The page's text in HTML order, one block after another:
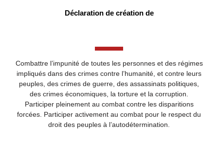
Déclaration de création de
Combattre l’impunité de toutes les personnes et des régimes
impliqués dans des crimes contre l’humanité, et contre leurs
peuples, des crimes de guerre, des assassinats politiques,
des crimes économiques, la torture et la corruption.
Participer pleinement au combat contre les disparitions
forcées. Participer activement au combat pour le respect du
droit des peuples à l’autodétermination.